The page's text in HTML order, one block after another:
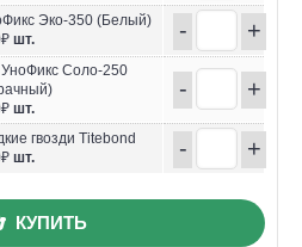
Эко-350 (Белый)
шт. - +
Соло-250
шт.
- +
гвозди Titebond
шт. - +
КУПИТЬ